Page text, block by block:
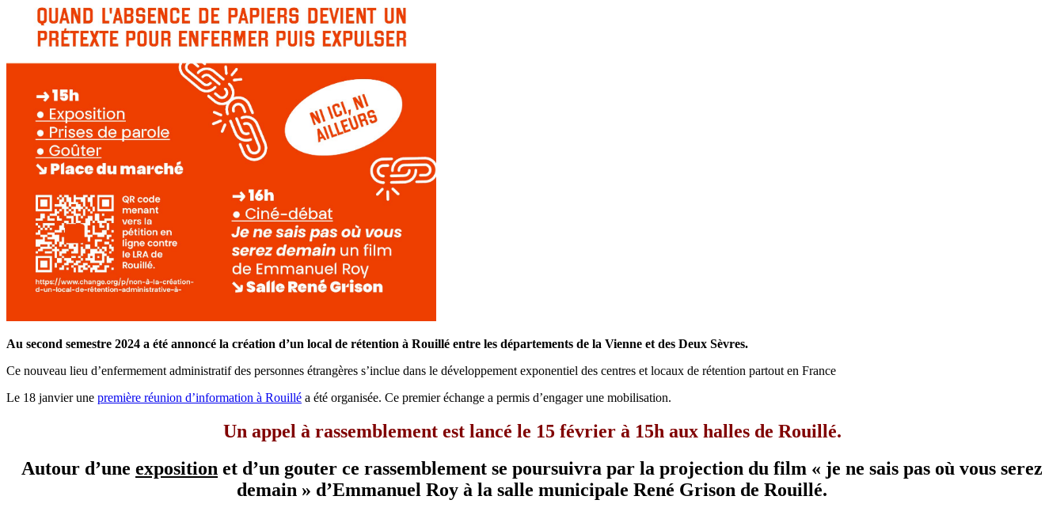
Au second semestre 2024 a été annoncé la création d’un local de rétention à Rouillé entre les départements de la Vienne et des Deux Sèvres.
Ce nouveau lieu d’enfermement administratif des personnes étrangères s’inclue dans le développement exponentiel des centres et locaux de rétention partout en France
Le 18 janvier une première réunion d’information à Rouillé a été organisée. Ce premier échange a permis d’engager une mobilisation.
Un appel à rassemblement est lancé le 15 février à 15h aux halles de Rouillé.
Autour d’une exposition et d’un gouter ce rassemblement se poursuivra par la projection du film « je ne sais pas où vous serez
demain » d’Emmanuel Roy à la salle municipale René Grison de Rouillé.